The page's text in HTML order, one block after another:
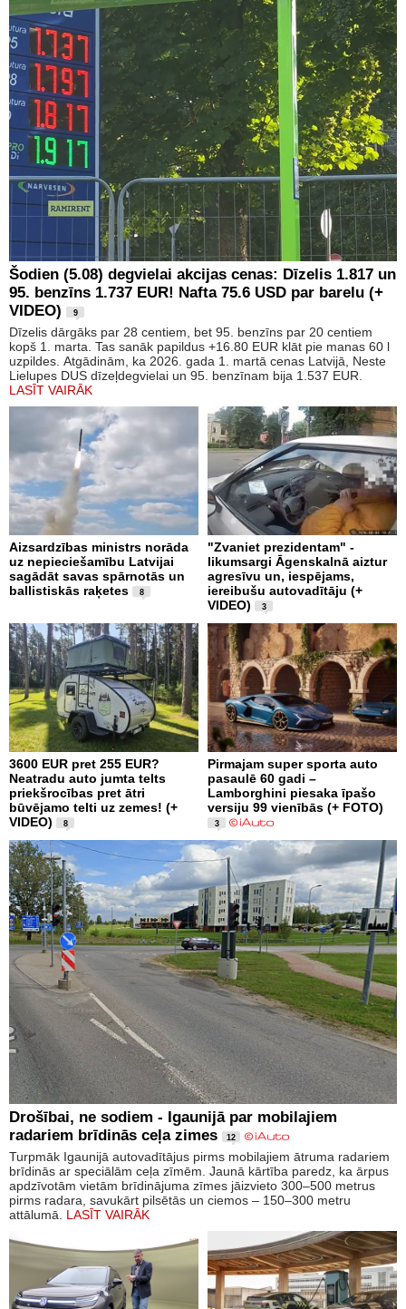
Šodien (5.08) degvielai akcijas cenas: Dīzelis 1.817 un
95. benzīns 1.737 EUR! Nafta 75.6 USD par barelu (+
VIDEO)
9
Dīzelis dārgāks par 28 centiem, bet 95. benzīns par 20 centiem
kopš 1. marta. Tas sanāk papildus +16.80 EUR klāt pie manas 60 l
uzpildes. Atgādinām, ka 2026. gada 1. martā cenas Latvijā, Neste
Lielupes DUS dīzeļdegvielai un 95. benzīnam bija 1.537 EUR.
LASĪT VAIRĀK
Aizsardzības ministrs norāda
uz nepieciešamību Latvijai
sagādāt savas spārnotās un
ballistiskās raķetes
8
"Zvaniet prezidentam" -
likumsargi Āgenskalnā aiztur
agresīvu un, iespējams,
iereibušu autovadītāju (+
VIDEO)
3
3600 EUR pret 255 EUR?
Neatradu auto jumta telts
priekšrocības pret ātri
būvējamo telti uz zemes! (+
VIDEO)
8
Pirmajam super sporta auto
pasaulē 60 gadi –
Lamborghini piesaka īpašo
versiju 99 vienībās (+ FOTO)
3
Drošībai, ne sodiem - Igaunijā par mobilajiem
radariem brīdinās ceļa zimes
12
Turpmāk Igaunijā autovadītājus pirms mobilajiem ātruma radariem
brīdinās ar speciālām ceļa zīmēm. Jaunā kārtība paredz, ka ārpus
apdzīvotām vietām brīdinājuma zīmes jāizvieto 300–500 metrus
pirms radara, savukārt pilsētās un ciemos – 150–300 metru
attālumā. LASĪT VAIRĀK